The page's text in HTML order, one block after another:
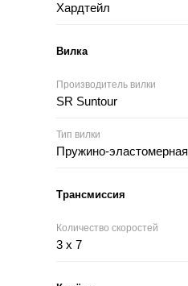
Хардтейл
Вилка
Производитель вилки
SR Suntour
Тип вилки
Пружино-эластомерная
Трансмиссия
Количество скоростей
3 x 7